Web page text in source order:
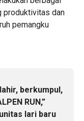
produktivitas dan
pemangku
berkumpul,
RUN,”
lari baru